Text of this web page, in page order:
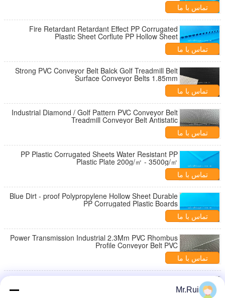
تماس با ما
Fire Retardant Retardant Effect PP Corrugated
Plastic Sheet Corflute PP Hollow Sheet
تماس با ما
Strong PVC Conveyor Belt Balck Golf Treadmill Belt
Surface Conveyor Belts 1.85mm
تماس با ما
Industrial Diamond / Golf Pattern PVC Conveyor Belt
Treadmill Conveyor Belt Antistatic
تماس با ما
PP Plastic Corrugated Sheets Water Resistant PP
Plastic Plate 200g/㎡ - 3500g/㎡
تماس با ما
Blue Dirt - proof Polypropylene Hollow Sheet Durable
PP Corrugated Plastic Boards
تماس با ما
Power Transmission Industrial 2.3Mm PVC Rhombus
Profile Conveyor Belt PVC
تماس با ما
Belting Strong Load CapacityMr.Rui